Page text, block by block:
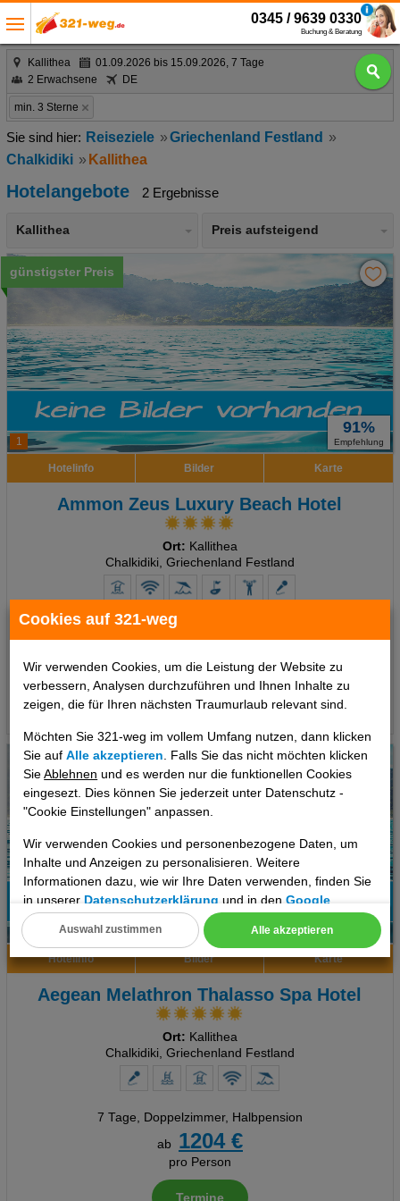
Cookies auf 321-weg
Wir verwenden Cookies, um die Leistung der Website zu
verbessern, Analysen durchzuführen und Ihnen Inhalte zu
zeigen, die für Ihren nächsten Traumurlaub relevant sind.
Möchten Sie 321-weg im vollem Umfang nutzen, dann klicken
Sie aufAlle akzeptieren . Falls Sie das nicht möchten klicken
SieAblehnen und es werden nur die funktionellen Cookies
eingesezt. Dies können Sie jederzeit unter Datenschutz -
"Cookie Einstellungen" anpassen.
Wir verwenden Cookies und personenbezogene Daten, um
Inhalte und Anzeigen zu personalisieren. Weitere
Informationen dazu, wie wir Ihre Daten verwenden, finden Sie
in unsererDatenschutzerklärung und in denGoogle
Datenschutz- und Nutzungsbedingungen
Cookie Einstellungen
Social Media Cookies
Erweiterte Einstellungen
Alle akzeptieren
Auswahl zustimmen
0345 / 9639 0330
Buchung & Beratung
Kallithea
01.09.2026 bis 15.09.2026, 7 Tage
2 Erwachsene
DE
min. 3 Sterne
Reiseziele
Griechenland Festland
Chalkidiki
Kallithea
Hotelangebote 2 Ergebnisse
Kallithea Preis aufsteigend
1
günstigster Preis
91%
Empfehlung
Hotelinfo Bilder Karte
Ammon Zeus Luxury Beach Hotel
Ort: Kallithea
Chalkidiki, Griechenland Festland
7 Tage, Deluxe, Frühstück
pro Person
Termine
2
92%
Empfehlung
Hotelinfo Bilder Karte
Aegean Melathron Thalasso Spa Hotel
Ort: Kallithea
Chalkidiki, Griechenland Festland
7 Tage, Doppelzimmer, Halbpension
ab
1204 €
pro Person
Termine